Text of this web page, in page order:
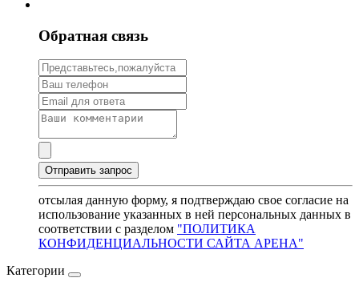
Обратная связь
отсылая данную форму, я подтверждаю свое согласие на
использование указанных в ней персональных данных в
соответствии с разделом "ПОЛИТИКА
КОНФИДЕНЦИАЛЬНОСТИ САЙТА АРЕНА"
Категории